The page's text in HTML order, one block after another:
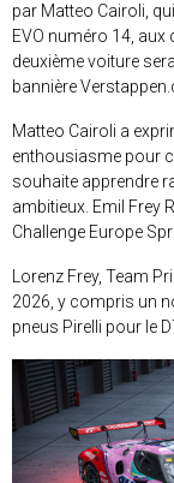
par Matteo Cairoli,
EVO numéro 14, aux
deuxième voiture
bannière
Matteo Cairoli a
enthousiasme pour
souhaite apprendre
ambitieux. Emil Frey
Challenge Europe
Lorenz Frey, Team
2026, y compris un
pneus Pirelli pour le